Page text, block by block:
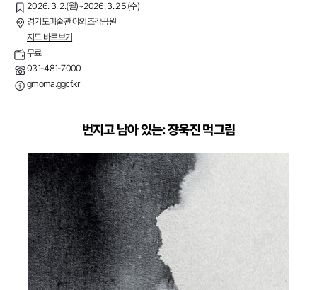
2026. 3. 2.(월)~2026. 3. 25.(수)
경기도미술관 야외조각공원
지도 바로보기
무료
031-481-7000
gmoma.ggcf.kr
번지고 남아 있는: 장욱진 먹그림